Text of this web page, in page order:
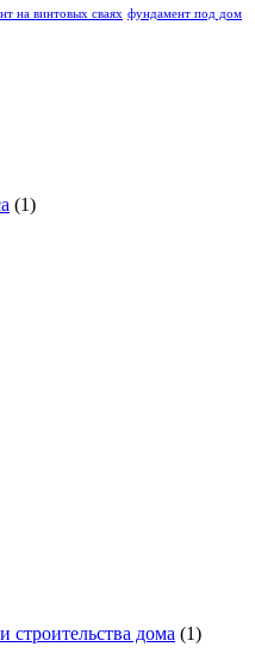
на винтовых сваях фундамент под дом
(1)
строительства дома (1)